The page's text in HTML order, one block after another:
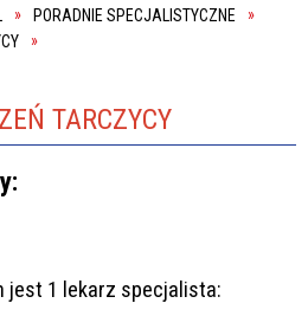
PORADNIE SPECJALISTYCZNE
TARCZYCY
jest 1 lekarz specjalista: